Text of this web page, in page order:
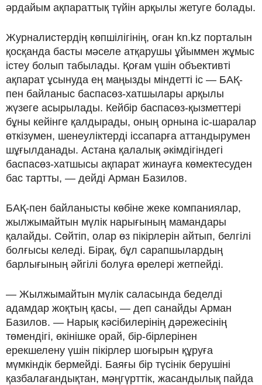
әрдайым ақпараттық түйін арқылы жетуге болады.
Журналистердің көпшілігінің, оған kn.kz порталын
қосқанда басты мәселе атқарушы ұйыммен жұмыс
істеу болып табылады. Қоғам үшін объективті
ақпарат ұсынуда ең маңызды міндетті іс — БАҚ-
пен байланыс баспасөз-хатшылары арқылы
жүзеге асырылады. Кейбір баспасөз-қызметтері
бұны кейінге қалдырады, оның орнына іс-шаралар
өткізумен, шенеуліктерді іссапарға аттандырумен
шұғылданады. Астана қалалық әкімдігіндегі
баспасөз-хатшысы ақпарат жинауға көмектесуден
бас тартты, — дейді Арман Базилов.
БАҚ-пен байланысты көбіне жеке компаниялар,
жылжымайтын мүлік нарығының мамандары
қалайды. Сөйтіп, олар өз пікірлерін айтып, белгілі
болғысы келеді. Бірақ, бұл сарапшылардың
барлығының әйгілі болуға өрелері жетпейді.
— Жылжымайтын мүлік саласында беделді
адамдар жоқтың қасы, — деп санайды Арман
Базилов. — Нарық кәсібилерінің дәрежесінің
төмендігі, өкінішке орай, бір-бірлерінен
ерекшелену үшін пікірлер шоғырын құруға
мүмкіндік бермейді. Баяғы бір түсінік берушіні
қазбалағандықтан, мәңгүрттік, жасандылық пайда